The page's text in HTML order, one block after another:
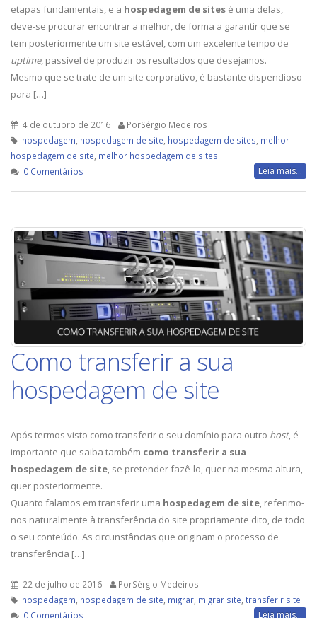
etapas fundamentais, e a hospedagem de sites é uma delas,
deve-se procurar encontrar a melhor, de forma a garantir que se
tem posteriormente um site estável, com um excelente tempo de
uptime, passível de produzir os resultados que desejamos.
Mesmo que se trate de um site corporativo, é bastante dispendioso
para […]
4 de outubro de 2016
PorSérgio Medeiros
hospedagem, hospedagem de site, hospedagem de sites, melhor
hospedagem de site, melhor hospedagem de sites
0 Comentários
Leia mais...
Como transferir a sua
hospedagem de site
Após termos visto como transferir o seu domínio para outro host, é
importante que saiba também como transferir a sua
hospedagem de site , se pretender fazê-lo, quer na mesma altura,
quer posteriormente.
Quanto falamos em transferir uma hospedagem de site , referimo-
nos naturalmente à transferência do site propriamente dito, de todo
o seu conteúdo. As circunstâncias que originam o processo de
transferência […]
22 de julho de 2016
PorSérgio Medeiros
hospedagem hospedagem de site migrar migrar site transferir site
0 Comentários
Leia mais...